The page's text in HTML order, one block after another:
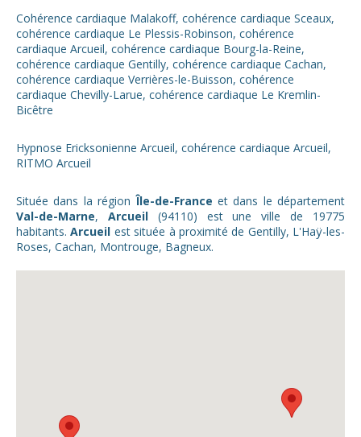
Cohérence cardiaque Malakoff, cohérence cardiaque Sceaux,
cohérence cardiaque Le Plessis-Robinson, cohérence
cardiaque Arcueil, cohérence cardiaque Bourg-la-Reine,
cohérence cardiaque Gentilly, cohérence cardiaque Cachan,
cohérence cardiaque Verrières-le-Buisson, cohérence
cardiaque Chevilly-Larue, cohérence cardiaque Le Kremlin-
Bicêtre
Hypnose Ericksonienne Arcueil, cohérence cardiaque Arcueil,
RITMO Arcueil
Située dans la régionÎle-de-France et dans le département
Val-de-Marne, Arcueil(94110) est une ville de 19775
habitants.Arcueil est située à proximité de Gentilly, L'Haÿ-les-
Roses, Cachan, Montrouge, Bagneux.